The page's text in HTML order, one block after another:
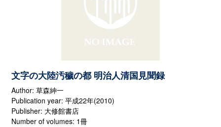
文字の大陸汚穢の都 明治人清国見聞録
Author: 草森紳一
Publication year: 平成22年(2010)
Publisher: 大修館書店
Number of volumes: 1冊